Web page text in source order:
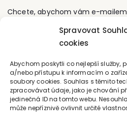
Spravovat
cookies
Abychom poskytli co nejlepší služby,
a/nebo přístupu k informacím o
soubory cookies. Souhlas s těmito
zpracovávat údaje, jako je chování
jedinečná ID na tomto webu.
může nepříznivě ovlivnit určité
Chcete, abychom vám e-mailem
Přihlaste se k odběru
Kontaktujte nás
office@forum-media.cz
Tel.: +420 251 115 576